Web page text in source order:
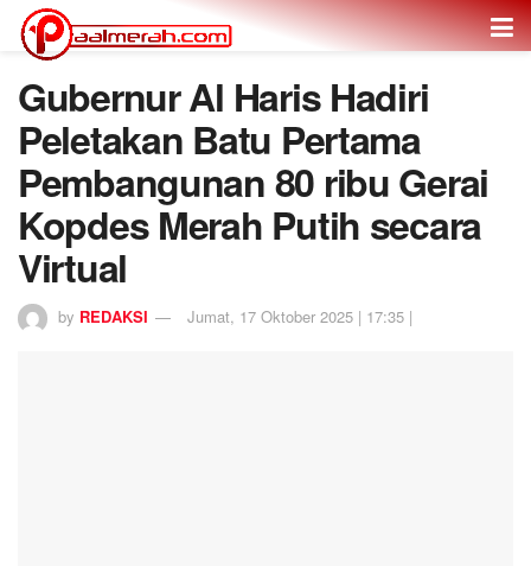
Gubernur Al Haris Hadiri
Peletakan Batu Pertama
Pembangunan 80 ribu Gerai
Kopdes Merah Putih secara
Virtual
by REDAKSI Jumat, 17 Oktober 2025 | 17:35 |